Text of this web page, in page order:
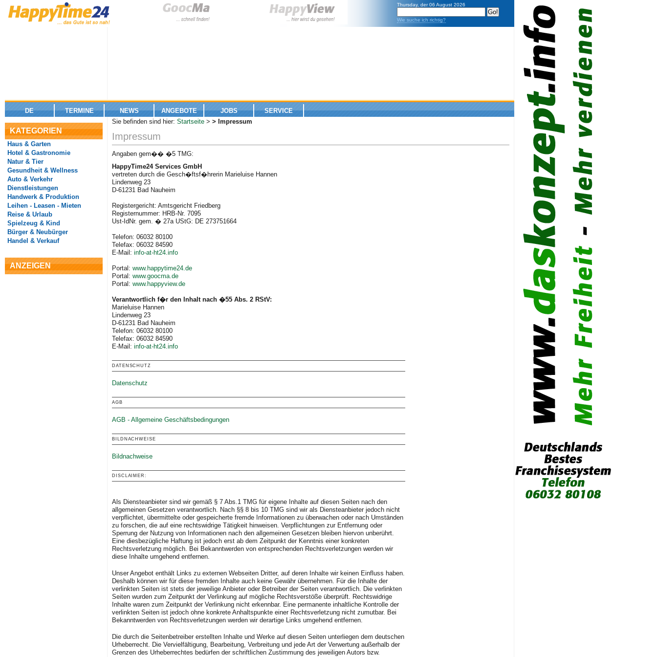
Thursday, der 06 August 2026
Wie suche ich richtig?
DE TERMINE NEWS ANGEBOTE JOBS SERVICE
KATEGORIEN
Haus & Garten
Hotel & Gastronomie
Natur & Tier
Gesundheit & Wellness
Auto & Verkehr
Dienstleistungen
Handwerk & Produktion
Leihen - Leasen - Mieten
Reise & Urlaub
Spielzeug & Kind
Bürger & Neubürger
Handel & Verkauf
ANZEIGEN
Sie befinden sind hier: Startseite > > Impressum
Impressum
Angaben gem�� �5 TMG:
HappyTime24 Services GmbH
vertreten durch die Gesch�ftsf�hrerin Marieluise Hannen
Lindenweg 23
D-61231 Bad Nauheim
Registergericht: Amtsgericht Friedberg
Registernummer: HRB-Nr. 7095
Ust-IdNr. gem. � 27a UStG: DE 273751664
Telefon: 06032 80100
Telefax: 06032 84590
E-Mail: info-at-ht24.info
Portal: www.happytime24.de
Portal: www.goocma.de
Portal: www.happyview.de
Verantwortlich f�r den Inhalt nach �55 Abs. 2 RStV:
Marieluise Hannen
Lindenweg 23
D-61231 Bad Nauheim
Telefon: 06032 80100
Telefax: 06032 84590
E-Mail: info-at-ht24.info
DATENSCHUTZ
Datenschutz
AGB
AGB - Allgemeine Geschäftsbedingungen
BILDNACHWEISE
Bildnachweise
DISCLAIMER:
Als Diensteanbieter sind wir gemäß § 7 Abs.1 TMG für eigene Inhalte auf diesen Seiten nach den
allgemeinen Gesetzen verantwortlich. Nach §§ 8 bis 10 TMG sind wir als Diensteanbieter jedoch nicht
verpflichtet, übermittelte oder gespeicherte fremde Informationen zu überwachen oder nach Umständen
zu forschen, die auf eine rechtswidrige Tätigkeit hinweisen. Verpflichtungen zur Entfernung oder
Sperrung der Nutzung von Informationen nach den allgemeinen Gesetzen bleiben hiervon unberührt.
Eine diesbezügliche Haftung ist jedoch erst ab dem Zeitpunkt der Kenntnis einer konkreten
Rechtsverletzung möglich. Bei Bekanntwerden von entsprechenden Rechtsverletzungen werden wir
diese Inhalte umgehend entfernen.
Unser Angebot enthält Links zu externen Webseiten Dritter, auf deren Inhalte wir keinen Einfluss haben.
Deshalb können wir für diese fremden Inhalte auch keine Gewähr übernehmen. Für die Inhalte der
verlinkten Seiten ist stets der jeweilige Anbieter oder Betreiber der Seiten verantwortlich. Die verlinkten
Seiten wurden zum Zeitpunkt der Verlinkung auf mögliche Rechtsverstöße überprüft. Rechtswidrige
Inhalte waren zum Zeitpunkt der Verlinkung nicht erkennbar. Eine permanente inhaltliche Kontrolle der
verlinkten Seiten ist jedoch ohne konkrete Anhaltspunkte einer Rechtsverletzung nicht zumutbar. Bei
Bekanntwerden von Rechtsverletzungen werden wir derartige Links umgehend entfernen.
Die durch die Seitenbetreiber erstellten Inhalte und Werke auf diesen Seiten unterliegen dem deutschen
Urheberrecht. Die Vervielfältigung, Bearbeitung, Verbreitung und jede Art der Verwertung außerhalb der
Grenzen des Urheberrechtes bedürfen der schriftlichen Zustimmung des jeweiligen Autors bzw.